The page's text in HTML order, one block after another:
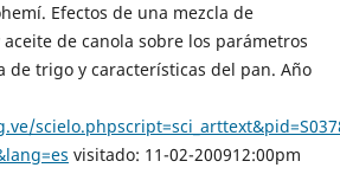
Efectos de una mezcla de
de canola sobre los parámetros
de trigo y características del pan. Año
visitado: 11-02-200912:00pm